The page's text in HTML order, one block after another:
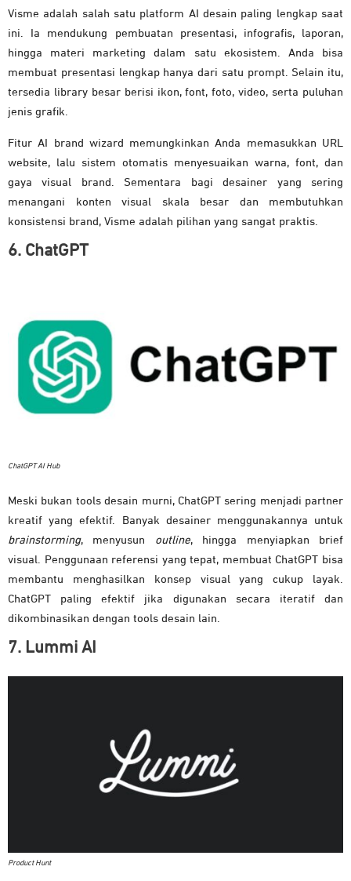
Visme adalah salah satu platform AI desain paling lengkap saat
ini. Ia mendukung pembuatan presentasi, infografis, laporan,
hingga materi marketing dalam satu ekosistem. Anda bisa
membuat presentasi lengkap hanya dari satu prompt. Selain itu,
tersedia library besar berisi ikon, font, foto, video, serta puluhan
jenis grafik.
Fitur AI brand wizard memungkinkan Anda memasukkan URL
website, lalu sistem otomatis menyesuaikan warna, font, dan
gaya visual brand. Sementara bagi desainer yang sering
menangani konten visual skala besar dan membutuhkan
konsistensi brand, Visme adalah pilihan yang sangat praktis.
6. ChatGPT
ChatGPT AI Hub
Meski bukan tools desain murni, ChatGPT sering menjadi partner
kreatif yang efektif. Banyak desainer menggunakannya untuk
brainstorming, menyusun outline, hingga menyiapkan brief
visual. Penggunaan referensi yang tepat, membuat ChatGPT bisa
membantu menghasilkan konsep visual yang cukup layak.
ChatGPT paling efektif jika digunakan secara iteratif dan
dikombinasikan dengan tools desain lain.
7. Lummi AI
Product Hunt